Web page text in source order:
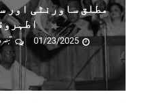
مطلق ساورنٹی اور
01/23/2025